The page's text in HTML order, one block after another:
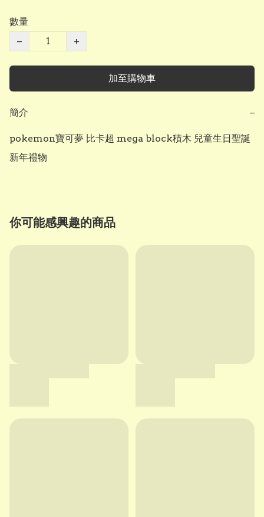
數量
−
+
加至購物車
簡介 −
pokemon寶可夢 比卡超 mega block積木 兒童生日聖誕
新年禮物
你可能感興趣的商品